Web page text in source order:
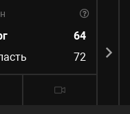
64
72